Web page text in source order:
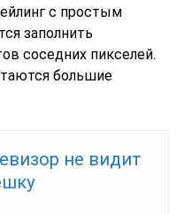
с простым
заполнить
соседних пикселей.
большие
не видит